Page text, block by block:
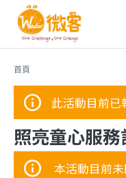
您在這裡
首頁
此活動目前已
照亮童心服務
本活動目前